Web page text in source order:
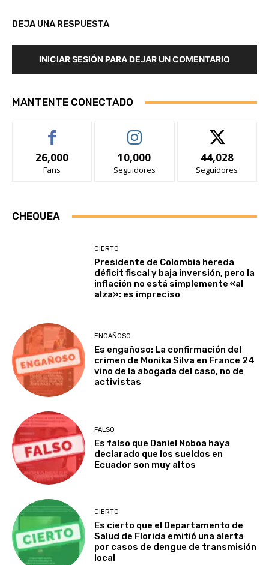
DEJA UNA RESPUESTA
INICIAR SESIÓN PARA DEJAR UN COMENTARIO
MANTENTE CONECTADO
26,000
Fans
10,000
Seguidores
44,028
Seguidores
CHEQUEA
CIERTO
Presidente de Colombia hereda
déficit fiscal y baja inversión, pero la
inflación no está simplemente «al
alza»: es impreciso
ENGAÑOSO
Es engañoso: La confirmación del
crimen de Monika Silva en France 24
vino de la abogada del caso, no de
activistas
FALSO
Es falso que Daniel Noboa haya
declarado que los sueldos en
Ecuador son muy altos
CIERTO
Es cierto que el Departamento de
Salud de Florida emitió una alerta
por casos de dengue de transmisión
local